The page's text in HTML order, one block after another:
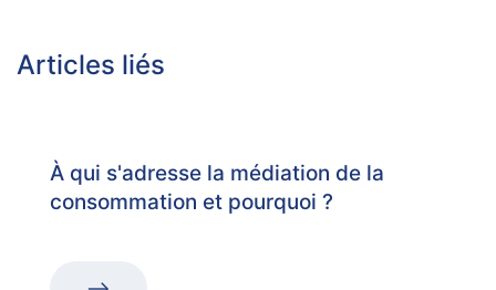
Articles liés
À qui s'adresse la médiation de la
consommation et pourquoi ?